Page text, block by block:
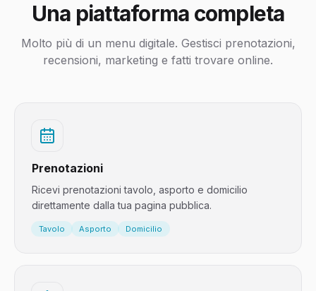
Una piattaforma completa
Molto più di un menu digitale. Gestisci prenotazioni,
recensioni, marketing e fatti trovare online.
Prenotazioni
Ricevi prenotazioni tavolo, asporto e domicilio
direttamente dalla tua pagina pubblica.
Tavolo Asporto Domicilio